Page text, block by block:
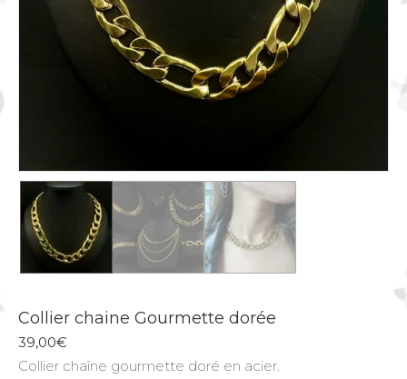
Collier chaine Gourmette dorée
39,00€
Collier chaîne gourmette doré en acier.